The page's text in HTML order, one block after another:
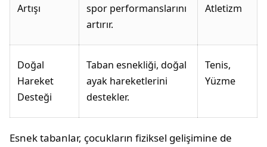
Artışı
spor performanslarını
artırır.
Atletizm
Doğal
Hareket
Desteği
Taban esnekliği, doğal
ayak hareketlerini
destekler.
Tenis,
Yüzme
Esnek tabanlar, çocukların fiziksel gelişimine de